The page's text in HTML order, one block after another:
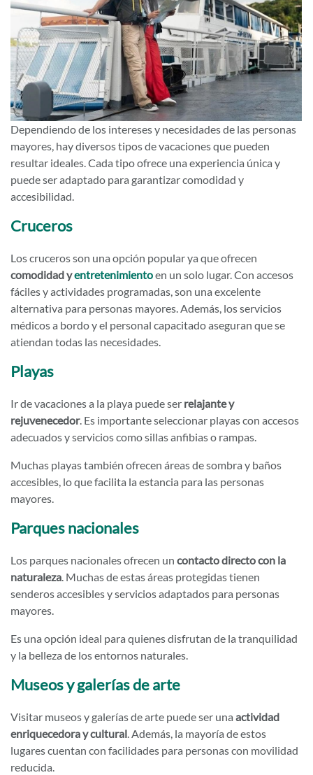
Dependiendo de los intereses y necesidades de las personas
mayores, hay diversos tipos de vacaciones que pueden
resultar ideales. Cada tipo ofrece una experiencia única y
puede ser adaptado para garantizar comodidad y
accesibilidad.
Cruceros
Los cruceros son una opción popular ya que ofrecen
comodidad yentretenimientoen un solo lugar. Con accesos
fáciles y actividades programadas, son una excelente
alternativa para personas mayores. Además, los servicios
médicos a bordo y el personal capacitado aseguran que se
atiendan todas las necesidades.
Playas
Ir de vacaciones a la playa puede ser relajante y
rejuvenecedor. Es importante seleccionar playas con accesos
adecuados y servicios como sillas anfibias o rampas.
Muchas playas también ofrecen áreas de sombra y baños
accesibles, lo que facilita la estancia para las personas
mayores.
Parques nacionales
Los parques nacionales ofrecen un contacto directo con la
naturaleza. Muchas de estas áreas protegidas tienen
senderos accesibles y servicios adaptados para personas
mayores.
Es una opción ideal para quienes disfrutan de la tranquilidad
y la belleza de los entornos naturales.
Museos y galerías de arte
Visitar museos y galerías de arte puede ser una actividad
enriquecedora y cultural. Además, la mayoría de estos
lugares cuentan con facilidades para personas con movilidad
reducida.